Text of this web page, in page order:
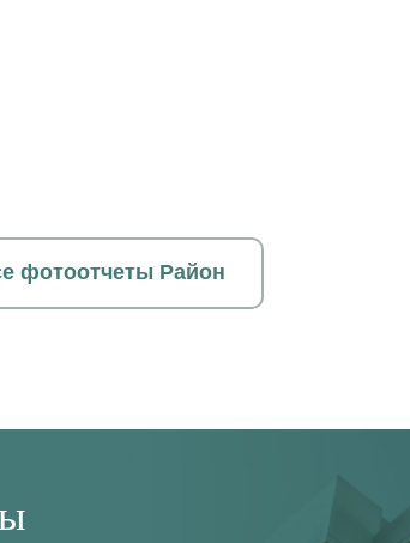
фотоотчеты Район